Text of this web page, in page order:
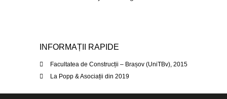
INFORMAȚII RAPIDE
Facultatea de Construcții – Brașov (UniTBv), 2015
La Popp & Asociații din 2019